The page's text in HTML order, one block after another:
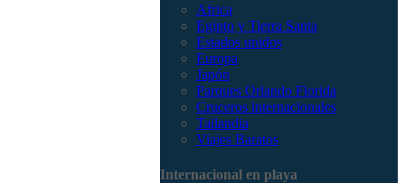
Africa
Egipto y Tierra Santa
Estados unidos
Europa
Japón
Parques Orlando Florida
Cruceros internacionales
Tailandia
Viajes Baratos
Internacional en playa